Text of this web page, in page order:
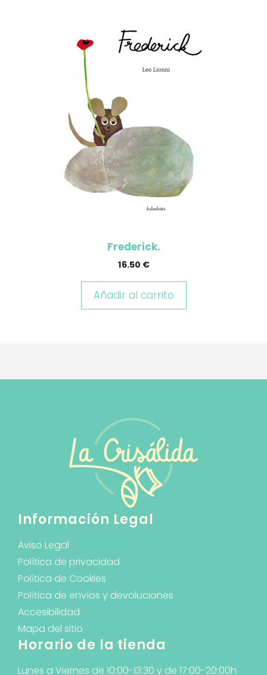
Frederick.
16.50 €
Añadir al carrito
Información Legal
Aviso Legal
Política de privacidad
Política de Cookies
Política de envíos y devoluciones
Accesibilidad
Mapa del sitio
Horario de la tienda
Lunes a Viernes de 10:00-13:30 y de 17:00-20:00h